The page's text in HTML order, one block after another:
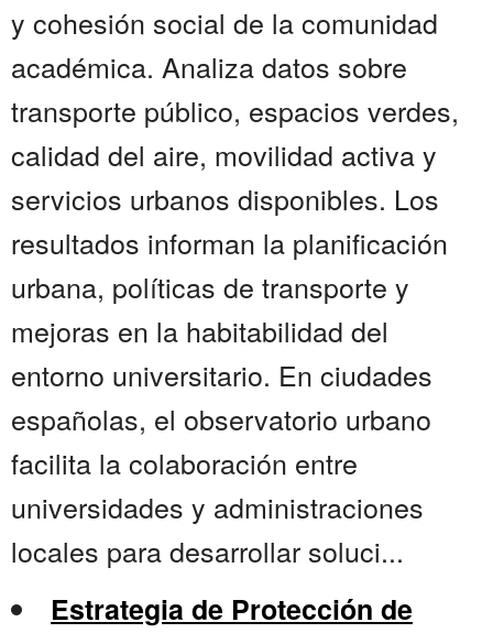
y cohesión social de la comunidad
académica. Analiza datos sobre
transporte público, espacios verdes,
calidad del aire, movilidad activa y
servicios urbanos disponibles. Los
resultados informan la planificación
urbana, políticas de transporte y
mejoras en la habitabilidad del
entorno universitario. En ciudades
españolas, el observatorio urbano
facilita la colaboración entre
universidades y administraciones
locales para desarrollar soluci...
Estrategia de Protección de